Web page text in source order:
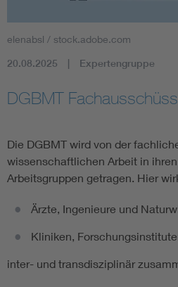
Prostheses + implants
elenabsl / stock.adobe.com
20.08.2025 Expertengruppe
DGBMT
Die DGBMT wird von der
wissenschaftlichen Arbeit in
Arbeitsgruppen getragen. Hier
Ärzte, Ingenieure und
Kliniken,
inter- und transdisziplinär